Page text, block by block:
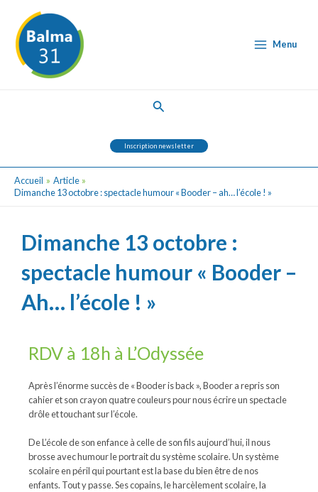
contenu
MenuMenu
Rechercher
Inscription newsletter
Accueil
Article
Dimanche 13 octobre : spectacle humour « Booder – ah… l’école ! »
Dimanche 13 octobre :
spectacle humour « Booder –
Ah… l’école ! »
RDV à 18h à L’Odyssée
Après l’énorme succès de « Booder is back », Booder a repris son
cahier et son crayon quatre couleurs pour nous écrire un spectacle
drôle et touchant sur l’école.
De L’école de son enfance à celle de son fils aujourd’hui, il nous
brosse avec humour le portrait du système scolaire. Un système
scolaire en péril qui pourtant est la base du bien être de nos
enfants. Tout y passe. Ses copains, le harcèlement scolaire, la
navigation